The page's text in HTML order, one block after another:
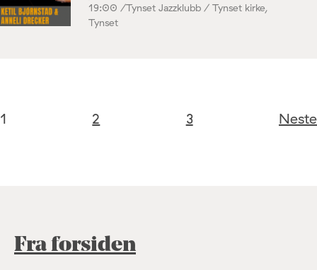
19:00 /Tynset Jazzklubb / Tynset kirke,
Tynset
1 2 3 Neste
Fra forsiden